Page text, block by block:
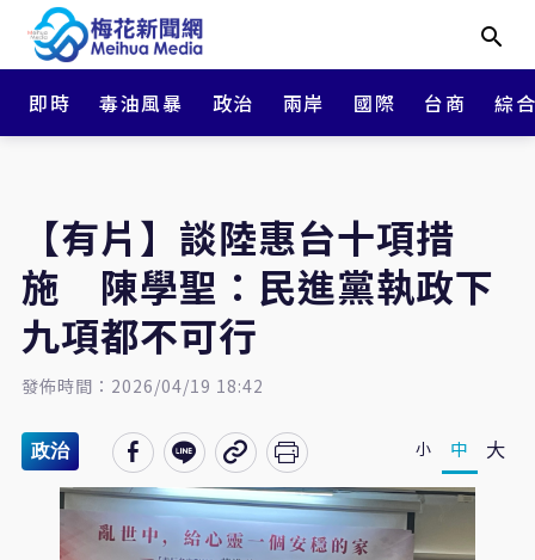
即時 毒油風暴 政治 兩岸 國際 台商 綜
【有片】談陸惠台十項措
施 陳學聖：民進黨執政下
九項都不可行
發佈時間：2026/04/19 18:42
政治 小 中 大